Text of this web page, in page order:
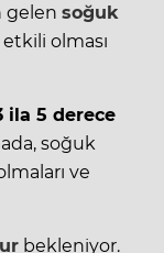
gelen soğuk
olması
ila 5 derece
soğuk
ve
bekleniyor.